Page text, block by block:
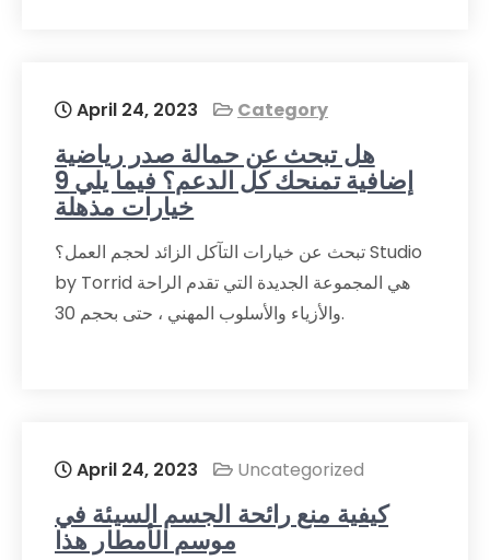
April 24, 2023 Category
هل تبحث عن حمالة صدر رياضية
إضافية تمنحك كل الدعم؟ فيما يلي 9
خيارات مذهلة
تبحث عن خيارات التآكل الزائد لحجم العمل؟ Studio
by Torrid هي المجموعة الجديدة التي تقدم الراحة
والأزياء والأسلوب المهني ، حتى بحجم 30.
April 24, 2023 Uncategorized
كيفية منع رائحة الجسم السيئة في
موسم الأمطار هذا